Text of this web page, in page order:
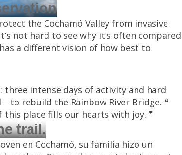
the Cochamó Valley from invasive
not hard to see why it’s often compared
a different vision of how best to
three intense days of activity and hard
rebuild the Rainbow River Bridge. ❝
place fills our hearts with joy. ❞
trail.
en Cochamó, su familia hizo un